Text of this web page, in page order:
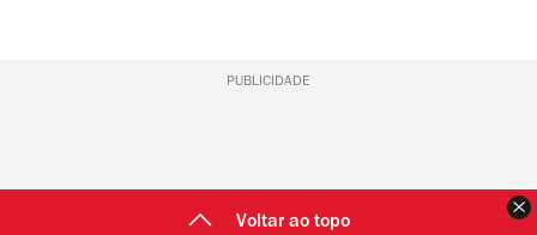
PUBLICIDADE
Voltar ao topo